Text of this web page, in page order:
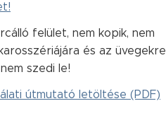
felület, nem kopik, nem
és az üvegekre
szedi le!
útmutató letöltése (PDF)